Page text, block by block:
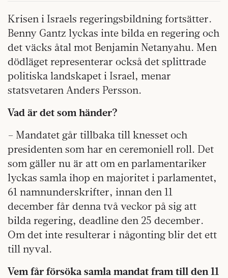
Krisen i Israels regeringsbildning fortsätter.
Benny Gantz lyckas inte bilda en regering och
det väcks åtal mot Benjamin Netanyahu. Men
dödläget representerar också det splittrade
politiska landskapet i Israel, menar
statsvetaren Anders Persson.
Vad är det som händer?
– Mandatet går tillbaka till knesset och
presidenten som har en ceremoniell roll. Det
som gäller nu är att om en parlamentariker
lyckas samla ihop en majoritet i parlamentet,
61 namnunderskrifter, innan den 11
december får denna två veckor på sig att
bilda regering, deadline den 25 december.
Om det inte resulterar i någonting blir det ett
till nyval.
Vem får försöka samla mandat fram till den 11